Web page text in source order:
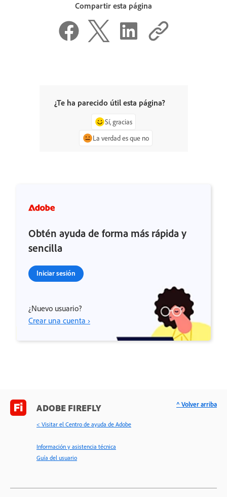
Compartir esta página
¿Te ha parecido útil esta página?
Sí, gracias
La verdad es que no
Obtén ayuda de forma más rápida y
sencilla
Iniciar sesión
¿Nuevo usuario?
Crear una cuenta ›
ADOBE FIREFLY
< Visitar el Centro de ayuda de Adobe
Información y asistencia técnica
Guía del usuario
^ Volver arriba